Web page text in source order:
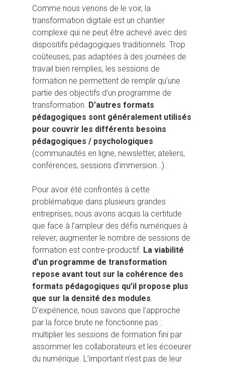
Comme nous venons de le voir, la
transformation digitale est un chantier
complexe qui ne peut être achevé avec des
dispositifs pédagogiques traditionnels. Trop
coûteuses, pas adaptées à des journées de
travail bien remplies, les sessions de
formation ne permettent de remplir qu’une
partie des objectifs d’un programme de
transformation. D’autres formats
pédagogiques sont généralement utilisés
pour couvrir les différents besoins
pédagogiques / psychologiques
(communautés en ligne, newsletter, ateliers,
conférences, sessions d’immersion…).
Pour avoir été confrontés à cette
problématique dans plusieurs grandes
entreprises, nous avons acquis la certitude
que face à l’ampleur des défis numériques à
relever, augmenter le nombre de sessions de
formation est contre-productif. La viabilité
d’un programme de transformation
repose avant tout sur la cohérence des
formats pédagogiques qu’il propose plus
que sur la densité des modules
D’expérience, nous savons que l’approche
par la force brute ne fonctionne pas :
multiplier les sessions de formation fini par
assommer les collaborateurs et les écoeurer
du numérique. L’important n’est pas de leur